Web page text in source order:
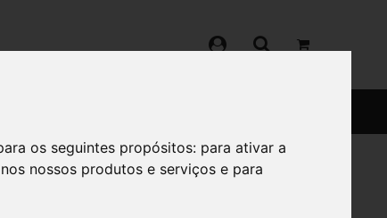
os seguintes propósitos: para ativar a
nossos produtos e serviços e para